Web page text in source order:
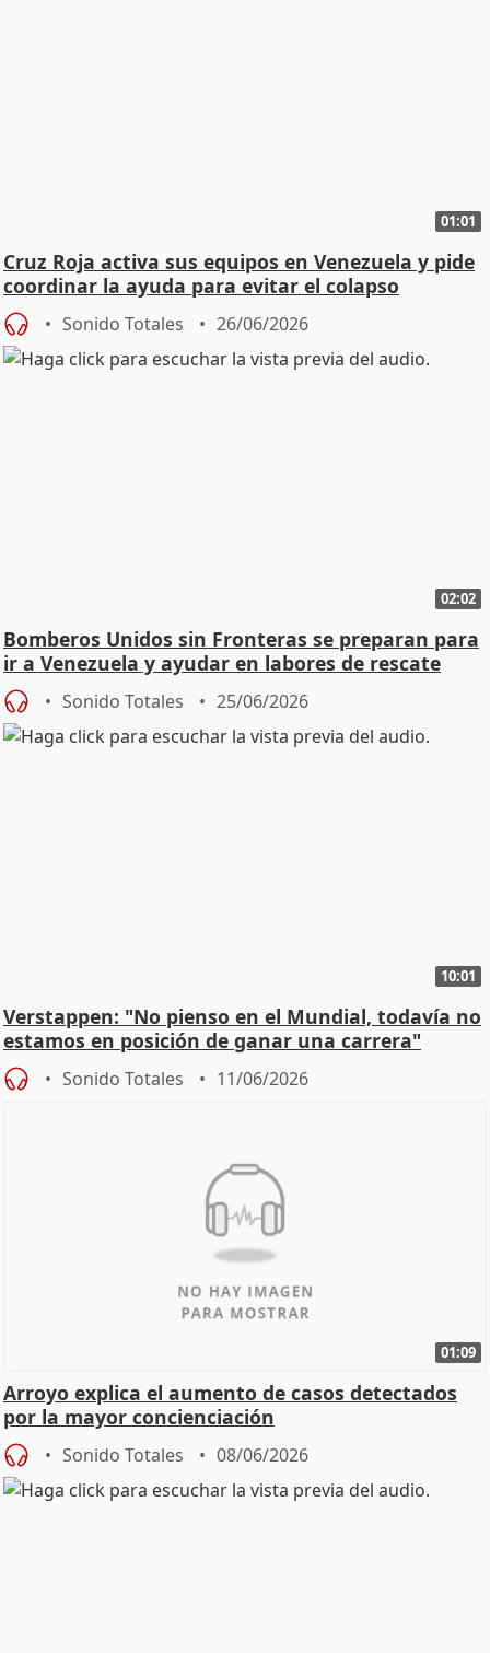
01:01
Cruz Roja activa sus equipos en Venezuela y pide
coordinar la ayuda para evitar el colapso
Sonido Totales 26/06/2026
02:02
Bomberos Unidos sin Fronteras se preparan para
ir a Venezuela y ayudar en labores de rescate
Sonido Totales 25/06/2026
10:01
Verstappen: "No pienso en el Mundial, todavía no
estamos en posición de ganar una carrera"
Sonido Totales 11/06/2026
01:09
Arroyo explica el aumento de casos detectados
por la mayor concienciación
Sonido Totales 08/06/2026